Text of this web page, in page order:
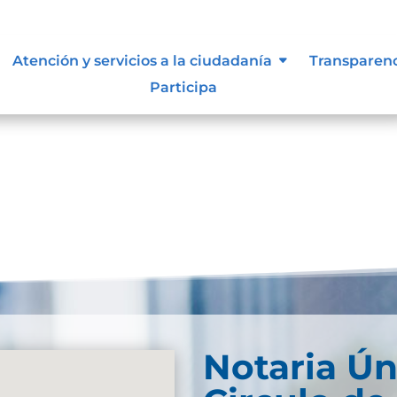
Atención y servicios a la ciudadanía
Participa
para tomar decisiones en
Notaria